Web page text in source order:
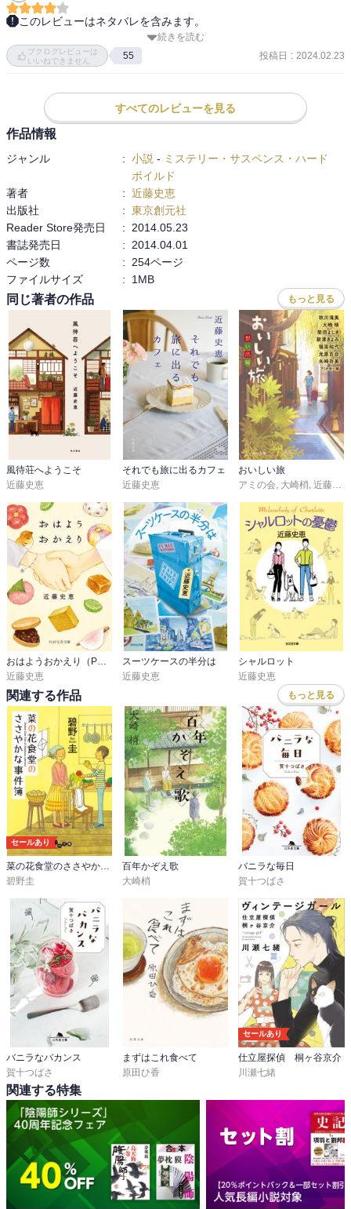
このレビューはネタバレを含みます。
「ビストロ・パ・マル」で繰り広げられる7話の短編集
お客さんの悩みや秘密の謎を解いてくれて、少し優しい気持になれ
どの話にも、美味しそうなフランス料理が登場。知らない料理もた
くさんあったので、興味深かった。食べてみたいー。
そしてお店の雰囲気も素敵だし、店で働く人々も個性的で、食事を
しながら少し会話をしてみたくなる。
好きな話は
「ガレット・デ・ロワの秘密」
      志村さん、可愛いわ〜。
「オッソ・イラティをめぐる不和」
       その態度の積み重ね、そりゃあそうなるよ。
「理不尽な酔っぱらい」
       オチがよかった。クスっと笑えた。
「割り切れないチョコレート」
       数字の意味にぐっときた。
続きを読む
ブクログレビューは
いいねできません
55 投稿日 : 2024.02.23
すべてのレビューを見る
作品情報
ジャンル : 小説 - ミステリー・サスペンス・ハード
ボイルド
著者
: 近藤史恵
出版社
: 東京創元社
Reader Store発売日
: 2014.05.23
書誌発売日
: 2014.04.01
ページ数
: 254ページ
ファイルサイズ
: 1MB
同じ著者の作品 もっと見る
風待荘へようこそ
近藤史恵
それでも旅に出るカフェ
近藤史恵
おいしい旅
アミの会 大崎梢 近藤史恵
おはようおかえり（PHP文芸文庫）
近藤史恵
スーツケースの半分は
近藤史恵
シャルロット
近藤史恵
関連する作品 もっと見る
セールあり
碧野圭
百年かぞえ歌
大崎梢
バニラな毎日
賀十つばさ
バニラなバカンス
賀十つばさ
まずはこれ食べて
原田ひ香
セールあり
仕立屋探偵 桐ヶ谷京介
川瀬七緒
関連する特集